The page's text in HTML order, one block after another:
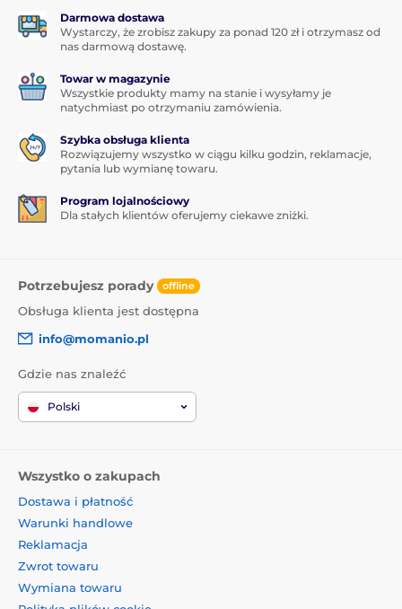
Darmowa dostawa
Wystarczy, że zrobisz zakupy za ponad 120 zł i otrzymasz od
nas darmową dostawę.
Towar w magazynie
Wszystkie produkty mamy na stanie i wysyłamy je
natychmiast po otrzymaniu zamówienia.
Szybka obsługa klienta
Rozwiązujemy wszystko w ciągu kilku godzin, reklamacje,
pytania lub wymianę towaru.
Program lojalnościowy
Dla stałych klientów oferujemy ciekawe zniżki.
Potrzebujesz porady offline
Obsługa klienta jest dostępna
info@momanio.pl
Gdzie nas znaleźć
Polski
Wszystko o zakupach
Dostawa i płatność
Warunki handlowe
Reklamacja
Zwrot towaru
Wymiana towaru